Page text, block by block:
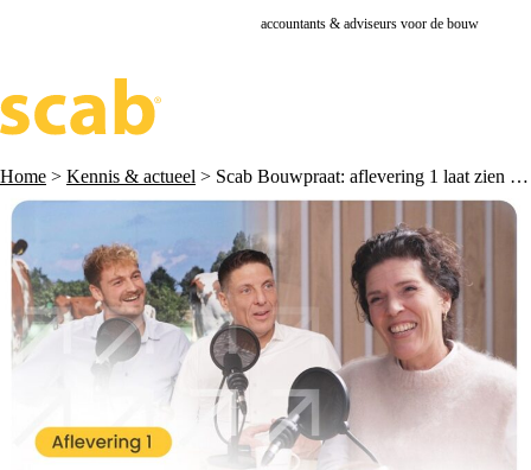
accountants & adviseurs voor de bouw
Home > Kennis & actueel > Scab Bouwpraat: aflevering 1 laat zien hoe bouw‑mkb duurzaamheid succesvol kan vormgeven